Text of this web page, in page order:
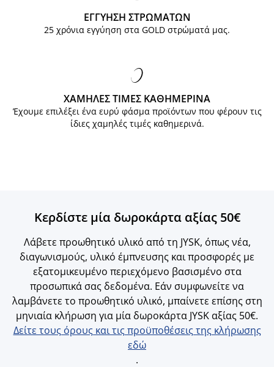
ΕΓΓΥΗΣΗ ΣΤΡΩΜΑΤΩΝ
25 χρόνια εγγύηση στα GOLD στρώματά μας.
ΧΑΜΗΛΕΣ ΤΙΜΕΣ ΚΑΘΗΜΕΡΙΝΑ
Έχουμε επιλέξει ένα ευρύ φάσμα προϊόντων που φέρουν τις
ίδιες χαμηλές τιμές καθημερινά.
Κερδίστε μία δωροκάρτα αξίας 50€
Λάβετε προωθητικό υλικό από τη JYSK, όπως νέα,
διαγωνισμούς, υλικό έμπνευσης και προσφορές με
εξατομικευμένο περιεχόμενο βασισμένο στα
προσωπικά σας δεδομένα. Εάν συμφωνείτε να
λαμβάνετε το προωθητικό υλικό, μπαίνετε επίσης στη
μηνιαία κλήρωση για μία δωροκάρτα JYSK αξίας 50€.
Δείτε τους όρους και τις προϋποθέσεις της κλήρωσης
εδώ
.